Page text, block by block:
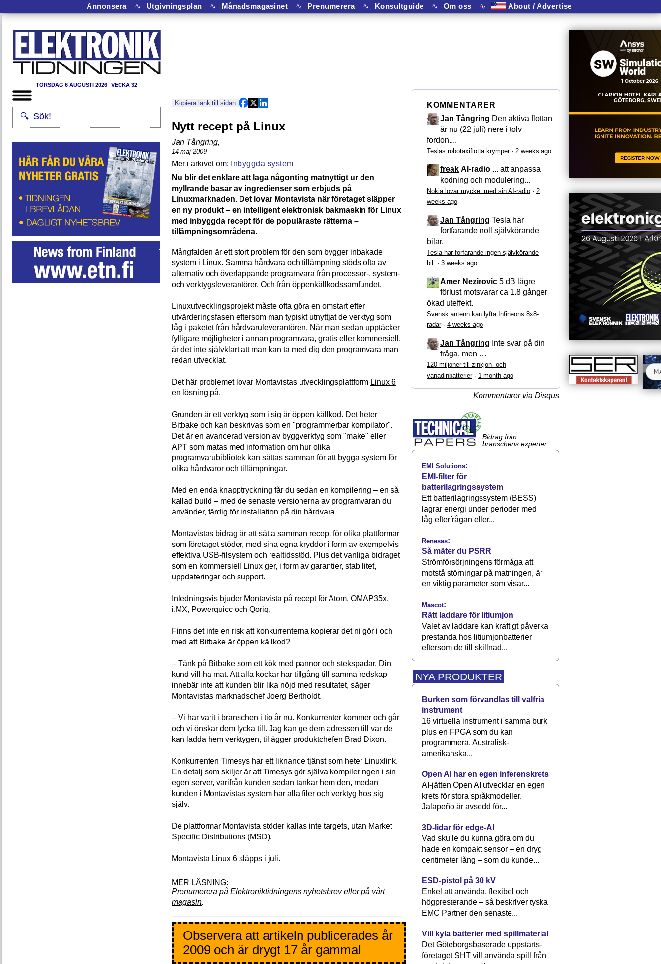
Annonsera ∿ Utgivningsplan ∿ Månadsmagasinet ∿ Prenumerera ∿ Konsultguide ∿ Om oss ∿ About / Advertise
TORSDAG 6 AUGUSTI 2026 VECKA 32
Kopiera länk till sidan
Nytt recept på Linux
Jan Tångring,
14 maj 2009
Inbyggda system
Nu blir det enklare att laga någonting matnyttigt ur den
myllrande basar av ingredienser som erbjuds på
Linuxmarknaden. Det lovar Montavista när företaget släpper
en ny produkt – en intelligent elektronisk bakmaskin för Linux
med inbyggda recept för de populäraste rätterna –
tillämpningsområdena.
Mångfalden är ett stort problem för den som bygger inbakade
system i Linux. Samma hårdvara och tillämpning stöds ofta av
alternativ och överlappande programvara från processor-, system-
och verktygsleverantörer. Och från öppenkällkodssamfundet.
Linuxutvecklingsprojekt måste ofta göra en omstart efter
utvärderingsfasen eftersom man typiskt utnyttjat de verktyg som
låg i paketet från hårdvaruleverantören. När man sedan upptäcker
fylligare möjligheter i annan programvara, gratis eller kommersiell,
är det inte självklart att man kan ta med dig den programvara man
redan utvecklat.
Det här problemet lovar Montavistas utvecklingsplattform Linux 6
en lösning på.
Grunden är ett verktyg som i sig är öppen källkod. Det heter
Bitbake och kan beskrivas som en "programmerbar kompilator".
Det är en avancerad version av byggverktyg som "make" eller
APT som matas med information om hur olika
programvarubibliotek kan sättas samman för att bygga system för
olika hårdvaror och tillämpningar.
Med en enda knapptryckning får du sedan en kompilering – en så
kallad build – med de senaste versionerna av programvaran du
använder, färdig för installation på din hårdvara.
Montavistas bidrag är att sätta samman recept för olika plattformar
som företaget stöder, med sina egna kryddor i form av exempelvis
effektiva USB-filsystem och realtidsstöd. Plus det vanliga bidraget
som en kommersiell Linux ger, i form av garantier, stabilitet,
uppdateringar och support.
Inledningsvis bjuder Montavista på recept för Atom, OMAP35x,
i.MX, Powerquicc och Qoriq.
Finns det inte en risk att konkurrenterna kopierar det ni gör i och
med att Bitbake är öppen källkod?
– Tänk på Bitbake som ett kök med pannor och stekspadar. Din
kund vill ha mat. Att alla kockar har tillgång till samma redskap
innebär inte att kunden blir lika nöjd med resultatet, säger
Montavistas marknadschef Joerg Bertholdt.
– Vi har varit i branschen i tio år nu. Konkurrenter kommer och går
och vi önskar dem lycka till. Jag kan ge dem adressen till var de
kan ladda hem verktygen, tillägger produktchefen Brad Dixon.
Konkurrenten Timesys har ett liknande tjänst som heter Linuxlink.
En detalj som skiljer är att Timesys gör själva kompileringen i sin
egen server, varifrån kunden sedan tankar hem den, medan
kunden i Montavistas system har alla filer och verktyg hos sig
själv.
De plattformar Montavista stöder kallas inte targets, utan Market
Specific Distributions (MSD).
Montavista Linux 6 släpps i juli.
Prenumerera på Elektroniktidningens nyhetsbreveller på vårt
magasin.
Observera att artikeln publicerades år
2009 och är drygt 17 år gammal
KOMMENTARER
Jan Tångring Den aktiva flottan
är nu (22 juli) nere i tolv
fordon....
Teslas robotaxiflotta krymper· 2 weeks ago
freak AI-radio ... att anpassa
kodning och modulering...
Nokia lovar mycket med sin AI-radio · 2
weeks ago
Jan Tångring Tesla har
fortfarande noll självkörande
bilar.
Tesla har forfarande ingen självkörande
bil
· 3 weeks ago
Amer Nezirovic 5 dB lägre
förlust motsvarar ca 1.8 gånger
ökad uteffekt.
Svensk antenn kan lyfta Infineons 8x8-
radar· 4 weeks ago
Jan Tångring Inte svar på din
fråga, men …
120 miljoner till zinkjon- och
vanadinbatterier· 1 month ago
Kommentarer via Disqus
Bidrag från
branschens experter
EMI Solutions:
EMI-filter för
batterilagringssystem
Ett batterilagringssystem (BESS)
lagrar energi under perioder med
låg efterfrågan eller...
Renesas:
Så mäter du PSRR
Strömförsörjningens förmåga att
motstå störningar på matningen, är
en viktig parameter som visar...
Mascot:
Rätt laddare för litiumjon
Valet av laddare kan kraftigt påverka
prestanda hos litiumjonbatterier
eftersom de till skillnad...
NYA PRODUKTER
Burken som förvandlas till valfria
instrument
16 virtuella instrument i samma burk
plus en FPGA som du kan
programmera. Australisk-
amerikanska...
Open AI har en egen inferenskrets
AI-jätten Open AI utvecklar en egen
krets för stora språkmodeller.
Jalapeño är avsedd för...
3D-lidar för edge-AI
Vad skulle du kunna göra om du
hade en kompakt sensor – en dryg
centimeter lång – som du kunde...
ESD-pistol på 30 kV
Enkel att använda, flexibel och
högpresterande – så beskriver tyska
EMC Partner den senaste...
Vill kyla batterier med spillmaterial
Det Göteborgsbaserade upp­starts­
företaget SHT vill använda spill från